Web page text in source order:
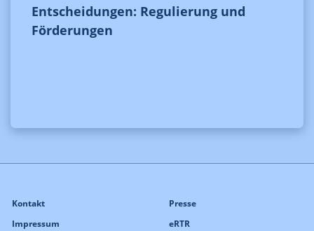
Entscheidungen: Regulierung und
Förderungen
Kontakt
Impressum
Presse
eRTR